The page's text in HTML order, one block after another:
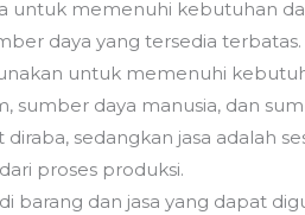
untuk memenuhi kebutuhan
daya yang tersedia terbatas.
untuk memenuhi
sumber daya manusia, dan
sedangkan jasa adalah
proses produksi.
barang dan jasa yang dapat